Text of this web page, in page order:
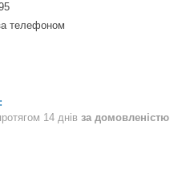
телефоном
14 днів за домовленістю